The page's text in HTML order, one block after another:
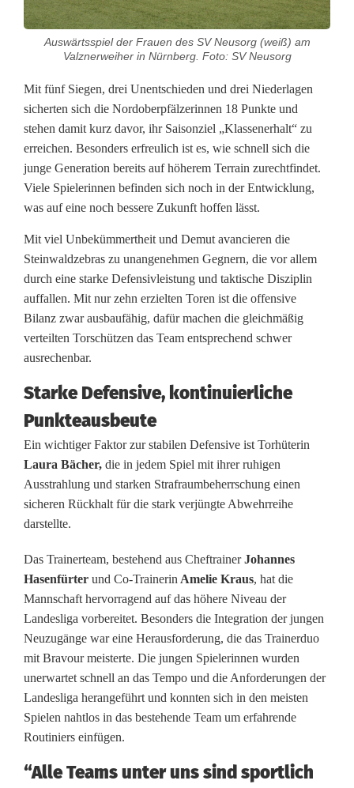
o
:
L
a
n
e
s
l
i
a
-
F
u
ß
b
a
l
l
e
r
i
n
Auswärtsspiel der Frauen des SV Neusorg (weiß) am
Valznerweiher in Nürnberg. Foto: SV Neusorg
Mit fünf Siegen, drei Unentschieden und drei Niederlagen
sicherten sich die Nordoberpfälzerinnen 18 Punkte und
stehen damit kurz davor, ihr Saisonziel „Klassenerhalt“ zu
erreichen. Besonders erfreulich ist es, wie schnell sich die
junge Generation bereits auf höherem Terrain zurechtfindet.
Viele Spielerinnen befinden sich noch in der Entwicklung,
was auf eine noch bessere Zukunft hoffen lässt.
Mit viel Unbekümmertheit und Demut avancieren die
Steinwaldzebras zu unangenehmen Gegnern, die vor allem
durch eine starke Defensivleistung und taktische Disziplin
auffallen. Mit nur zehn erzielten Toren ist die offensive
Bilanz zwar ausbaufähig, dafür machen die gleichmäßig
verteilten Torschützen das Team entsprechend schwer
ausrechenbar.
Starke Defensive, kontinuierliche
Punkteausbeute
Ein wichtiger Faktor zur stabilen Defensive ist Torhüterin
Laura Bächer, die in jedem Spiel mit ihrer ruhigen
Ausstrahlung und starken Strafraumbeherrschung einen
sicheren Rückhalt für die stark verjüngte Abwehrreihe
darstellte.
Das Trainerteam, bestehend aus CheftrainerJohannes
Hasenfürter und Co-Trainerin Amelie Kraus, hat die
Mannschaft hervorragend auf das höhere Niveau der
Landesliga vorbereitet. Besonders die Integration der jungen
Neuzugänge war eine Herausforderung, die das Trainerduo
mit Bravour meisterte. Die jungen Spielerinnen wurden
unerwartet schnell an das Tempo und die Anforderungen der
Landesliga herangeführt und konnten sich in den meisten
Spielen nahtlos in das bestehende Team um erfahrende
Routiniers einfügen.
“Alle Teams unter uns sind sportlich